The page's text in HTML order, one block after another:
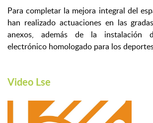
Para completar la mejora integral del
han realizado actuaciones en las
anexos, además de la instalación
electrónico homologado para los
Video Lse